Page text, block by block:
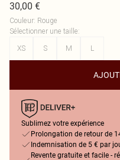
30,00 €
Couleur: Rouge
Sélectionner une taille:
XS
S M L
Sublimez votre expérience
Prolongation de retour de
Indemnisation de 5 € par
Revente gratuite et facile -